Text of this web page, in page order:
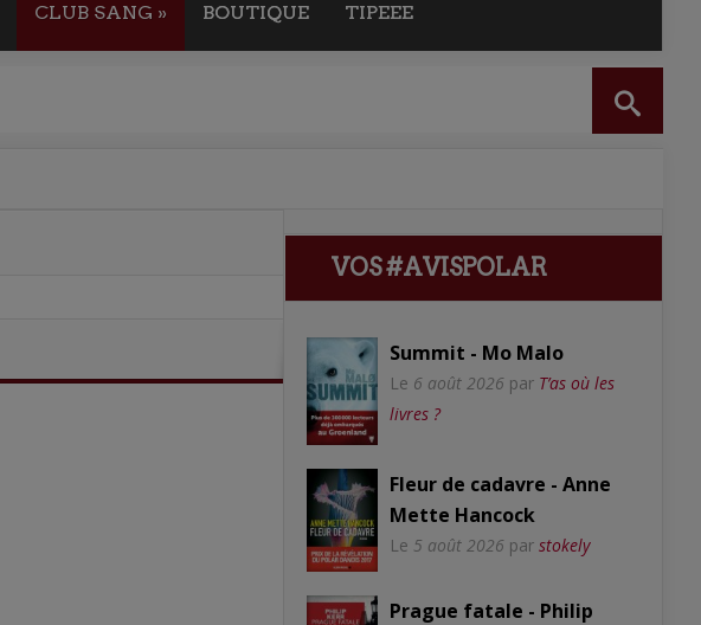
CLUB SANG » BOUTIQUE TIPEEE
VOS #AVISPOLAR
Summit - Mo Malo
Le 6 août 2026 par T’as où les
livres ?
Fleur de cadavre - Anne
Mette Hancock
Le 5 août 2026 par stokely
Prague fatale - Philip